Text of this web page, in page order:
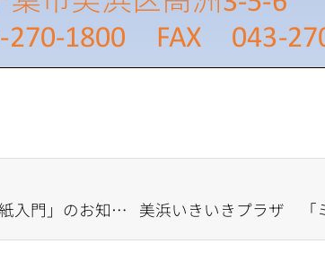
美浜いきいきプラザ 短期講座「折り紙入門」のお知らせ